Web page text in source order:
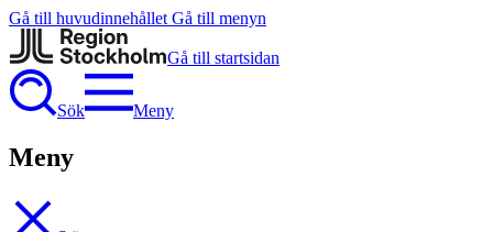
Gå till huvudinnehållet Gå till menyn
Gå till startsidan
Sök Meny
Meny